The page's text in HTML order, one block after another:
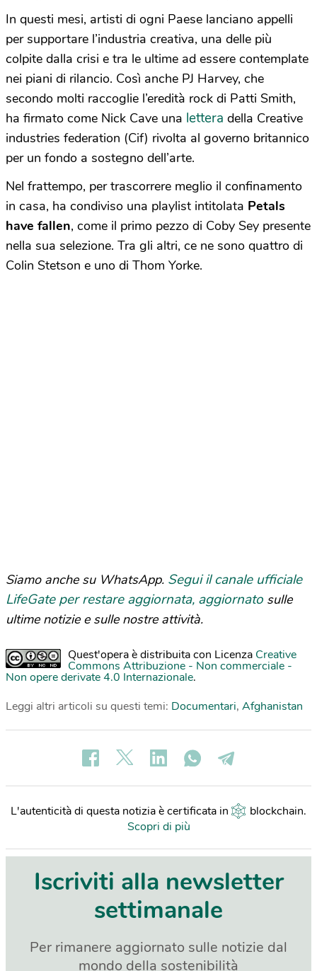
In questi mesi, artisti di ogni Paese lanciano appelli
per supportare l’industria creativa, una delle più
colpite dalla crisi e tra le ultime ad essere contemplate
nei piani di rilancio. Così anche PJ Harvey, che
secondo molti raccoglie l’eredità rock di Patti Smith,
ha firmato come Nick Cave una lettera della Creative
industries federation (Cif) rivolta al governo britannico
per un fondo a sostegno dell’arte.
Nel frattempo, per trascorrere meglio il confinamento
in casa, ha condiviso una playlist intitolata Petals
have fallen, come il primo pezzo di Coby Sey presente
nella sua selezione. Tra gli altri, ce ne sono quattro di
Colin Stetson e uno di Thom Yorke.
Siamo anche su WhatsApp. Segui il canale ufficiale
LifeGate per restare aggiornata, aggiornato sulle
ultime notizie e sulle nostre attività.
Quest'opera è distribuita con Licenza Creative
Commons Attribuzione - Non commerciale -
Non opere derivate 4.0 Internazionale.
Leggi altri articoli su questi temi: Documentari, Afghanistan
L'autenticità di questa notizia è certificata in blockchain.
Scopri di più
Iscriviti alla newsletter
settimanale
Per rimanere aggiornato sulle notizie dal
mondo della sostenibilità